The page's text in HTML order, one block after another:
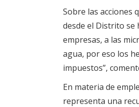
Sobre las acciones
desde el Distrito se
empresas, a las
agua, por eso los
impuestos”,
En materia de
representa una